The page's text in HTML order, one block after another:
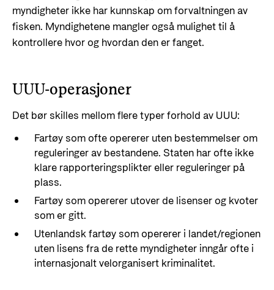
myndigheter ikke har kunnskap om forvaltningen av
fisken. Myndighetene mangler også mulighet til å
kontrollere hvor og hvordan den er fanget.
UUU-operasjoner
Det bør skilles mellom flere typer forhold av UUU:
Fartøy som ofte opererer uten bestemmelser om
reguleringer av bestandene. Staten har ofte ikke
klare rapporteringsplikter eller reguleringer på
plass.
Fartøy som opererer utover de lisenser og kvoter
som er gitt.
Utenlandsk fartøy som opererer i landet/regionen
uten lisens fra de rette myndigheter inngår ofte i
internasjonalt velorganisert kriminalitet.